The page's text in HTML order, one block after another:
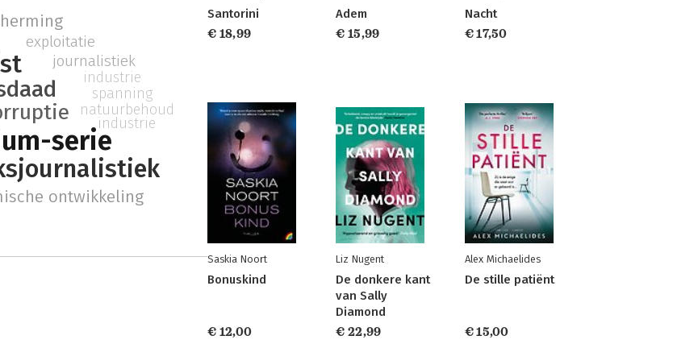
serie
ontwikkeling
exploitatie
journalistiek
industrie
spanning
natuurbehoud
industrie
Santorini
€ 18,99
Adem
€ 15,99
Nacht
€ 17,50
Saskia Noort
Bonuskind
€ 12,00
Liz Nugent
De donkere kant
van Sally
Diamond
€ 22,99
Alex Michaelides
De stille patiënt
€ 15,00